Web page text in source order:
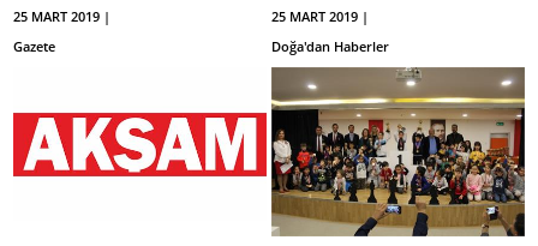
25 MART 2019 |
Gazete
25 MART 2019 |
Doğa'dan Haberler